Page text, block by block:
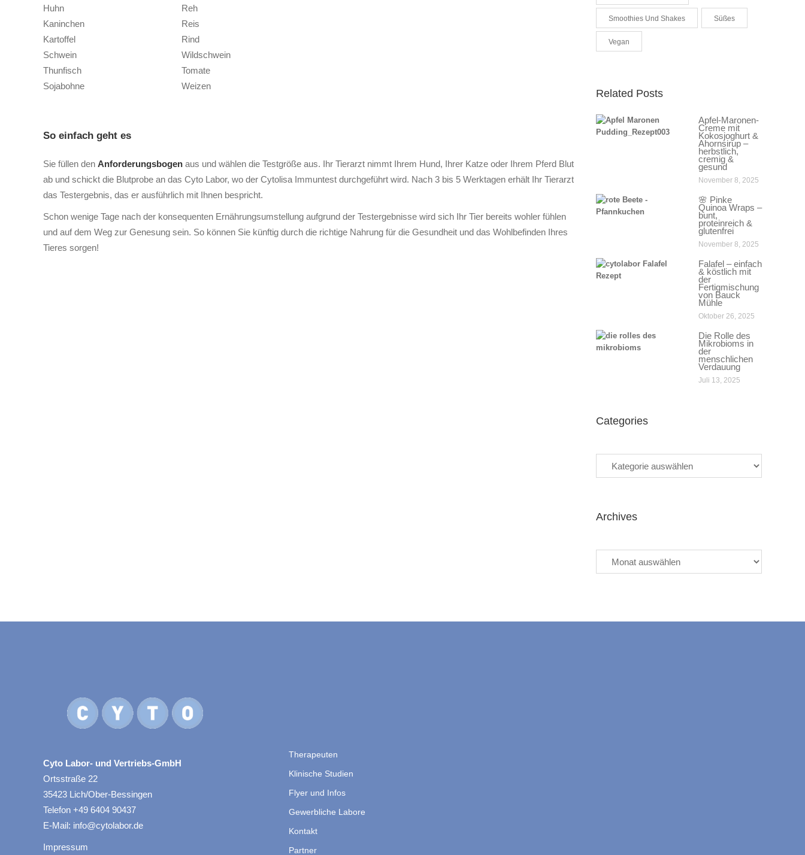
Huhn
Kaninchen
Kartoffel
Schwein
Thunfisch
Sojabohne
Reh
Reis
Rind
Wildschwein
Tomate
Weizen
So einfach geht es
Sie füllen den Anforderungsbogen aus und wählen die Testgröße aus. Ihr Tierarzt nimmt Ihrem Hund, Ihrer Katze oder Ihrem Pferd Blut
ab und schickt die Blutprobe an das Cyto Labor, wo der Cytolisa Immuntest durchgeführt wird. Nach 3 bis 5 Werktagen erhält Ihr Tierarzt
das Testergebnis, das er ausführlich mit Ihnen bespricht.
Schon wenige Tage nach der konsequenten Ernährungsumstellung aufgrund der Testergebnisse wird sich Ihr Tier bereits wohler fühlen
und auf dem Weg zur Genesung sein. So können Sie künftig durch die richtige Nahrung für die Gesundheit und das Wohlbefinden Ihres
Tieres sorgen!
Smoothies Und Shakes Süßes
Vegan
Related Posts
Apfel-Maronen-
Creme mit
Kokosjoghurt &
Ahornsirup –
herbstlich,
cremig &
gesund
November 8, 2025
🌸 Pinke
Quinoa Wraps –
bunt,
proteinreich &
glutenfrei
November 8, 2025
Falafel – einfach
& köstlich mit
der
Fertigmischung
von Bauck
Mühle
Oktober 26, 2025
Die Rolle des
Mikrobioms in
der
menschlichen
Verdauung
Juli 13, 2025
Categories
Archives
Cyto Labor- und Vertriebs-GmbH
Ortsstraße 22
35423 Lich/Ober-Bessingen
Telefon +49 6404 90437
E-Mail: info@cytolabor.de
Impressum
Therapeuten
Klinische Studien
Flyer und Infos
Gewerbliche Labore
Kontakt
Partner